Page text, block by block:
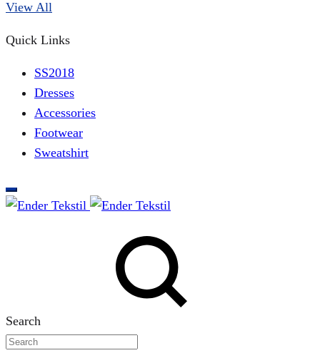
View All
Quick Links
SS2018
Dresses
Accessories
Footwear
Sweatshirt
Search